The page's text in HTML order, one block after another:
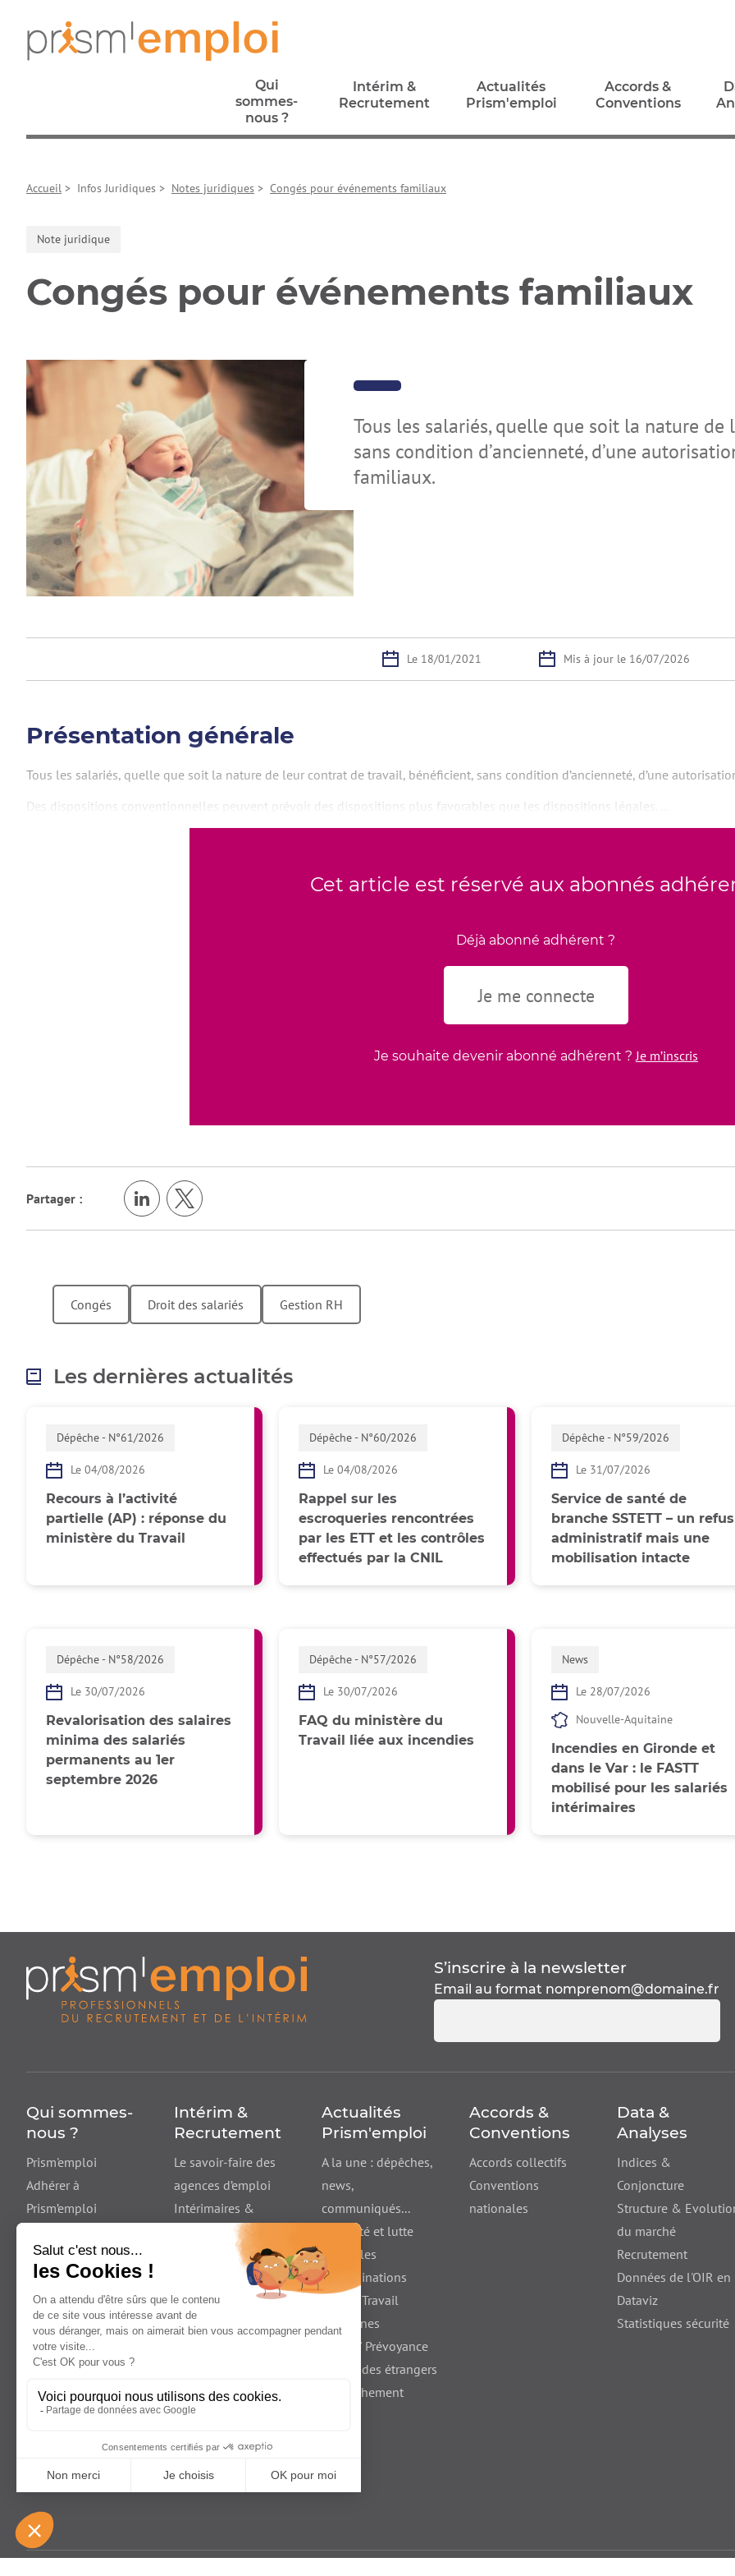
Prism’emploi, retour à l'accueil
Qui
sommes-
nous ?
sommes-
nous ?
Intérim &
Recrutement
Actualités
Prism'emploi
Accords &
Conventions
Accueil > Infos Juridiques > Notes juridiques > Congés pour événements familiaux
Note juridique
Congés pour événements familiaux
Tous les salariés, quelle que soit la nature
sans condition d’ancienneté, d’une
familiaux.
Le 18/01/2021 Mis à jour le 16/07/2026
Présentation générale
Tous les salariés, quelle que soit la nature de leur contrat de travail, bénéficient, sans condition d’ancienneté, d’une
Des dispositions conventionnelles peuvent prévoir des dispositions plus favorables que les dispositions légales. ...
Cet article est réservé aux abonnés
Déjà abonné adhérent ?
Je me connecte
Je souhaite devenir abonné adhérent ? Je m’inscris
Partager :
Congés Droit des salariés Gestion RH
Les dernières actualités
Dépêche - N°61/2026
Le 04/08/2026
Recours à l’activité
partielle (AP) : réponse du
ministère du Travail
Dépêche - N°60/2026
Le 04/08/2026
Rappel sur les
escroqueries rencontrées
par les ETT et les contrôles
effectués par la CNIL
Dépêche - N°59/2026
Le 31/07/2026
Service de santé de
branche SSTETT – un refus
administratif mais une
mobilisation intacte
Dépêche - N°58/2026
Le 30/07/2026
Revalorisation des salaires
minima des salariés
permanents au 1er
septembre 2026
Dépêche - N°57/2026
Le 30/07/2026
FAQ du ministère du
Travail liée aux incendies
News
Le 28/07/2026
Nouvelle-Aquitaine
Incendies en Gironde et
dans le Var : le FASTT
mobilisé pour les salariés
intérimaires
S’inscrire à la newsletter
Email au format nomprenom@domaine.fr
Qui sommes-
nous ?
Prism'emploi
Adhérer à
Prism’emploi
Intérim &
Recrutement
Le savoir-faire des
agences d’emploi
Intérimaires &
Actualités
Prism'emploi
A la une : dépêches,
news,
communiqués...
Diversité et lutte
contre les
discriminations
France Travail
Les jeunes
Santé / Prévoyance
Travail des étrangers
/ Détachement
Accords &
Conventions
Accords collectifs
Conventions
nationales
Data &
Analyses
Indices &
Conjoncture
Structure &
du marché
Recrutement
Données de l'OIR en
Dataviz
Statistiques sécurité